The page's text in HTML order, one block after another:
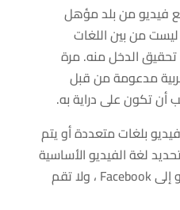
فيديو من بلد مؤهل
من بين اللغات
الدخل منه. مرة
مدعومة من قبل
تكون على دراية به.
بلغات متعددة أو يتم
لغة الفيديو الأساسية
هنا فقط عند إضافة الفيديو إلى Facebook ، ولا تقم